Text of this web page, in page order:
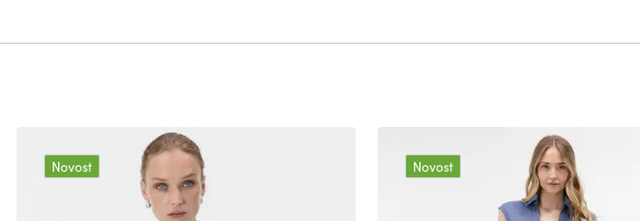
Novost Novost